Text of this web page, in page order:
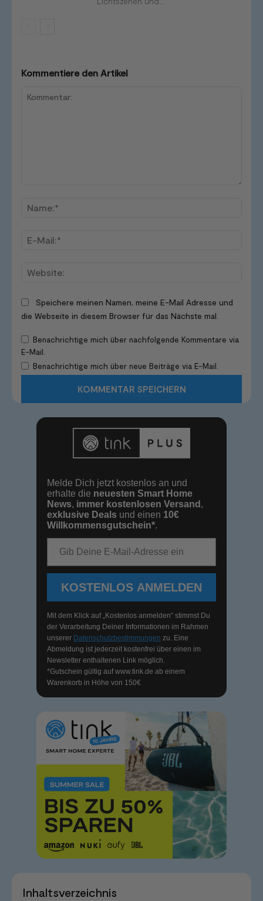
Kommentiere den Artikel
Speichere meinen Namen, meine E-Mail Adresse und
die Webseite in diesem Browser für das Nächste mal.
Benachrichtige mich über nachfolgende Kommentare via
E-Mail.
Benachrichtige mich über neue Beiträge via E-Mail.
Melde Dich jetzt kostenlos an und
erhalte die neuesten Smart Home
News, immer kostenlosen Versand ,
exklusive Deals und einen 10€
Willkommensgutschein*.
KOSTENLOS ANMELDEN
Mit dem Klick auf „Kostenlos anmelden“ stimmst Du
der Verarbeitung Deiner Informationen im Rahmen
unserer Datenschutzbestimmungen zu. Eine
Abmeldung ist jederzeit kostenfrei über einen im
Newsletter enthaltenen Link möglich.
*Gutschein gültig aufwww.tink.de ab einem
Warenkorb in Höhe von 150€
Inhaltsverzeichnis